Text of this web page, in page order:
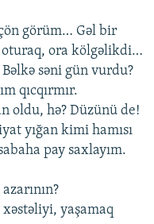
görüm… Gəl bir
oturaq, ora kölgəlikdi…
səni gün vurdu?
qıcqırmır.
oldu, hə? Düzünü de!
yığan kimi hamısı
pay saxlayım.
xəstəliyi, yaşamaq